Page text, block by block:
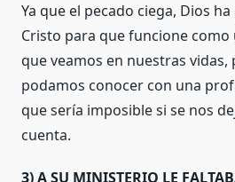
Ya que el pecado ciega, Dios
Cristo para que funcione
que veamos en nuestras vidas,
podamos conocer con una
que sería imposible si se nos
cuenta.
3) A SU MINISTERIO LE